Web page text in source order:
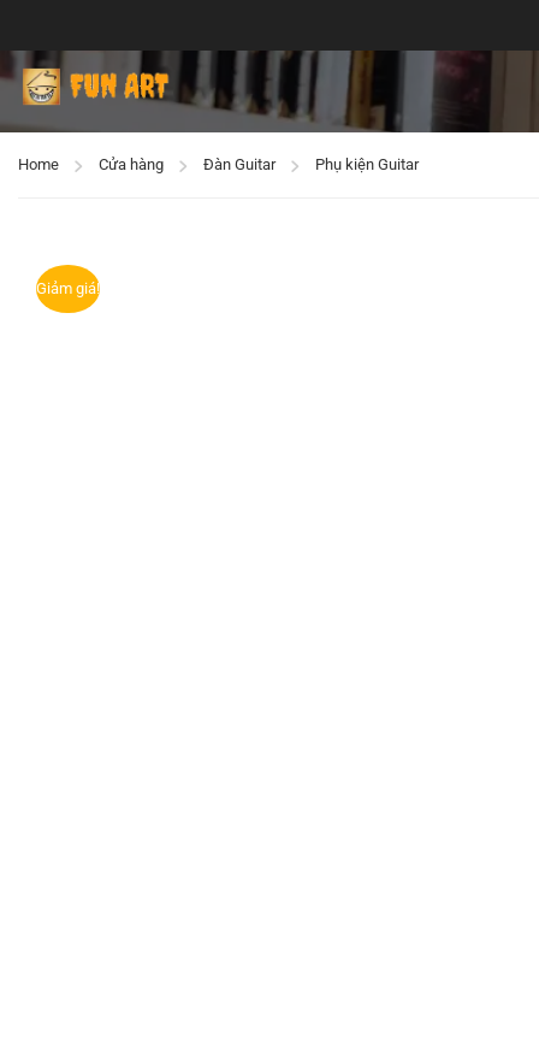
Home Cửa hàng Đàn Guitar Phụ kiện Guitar
Giảm giá!